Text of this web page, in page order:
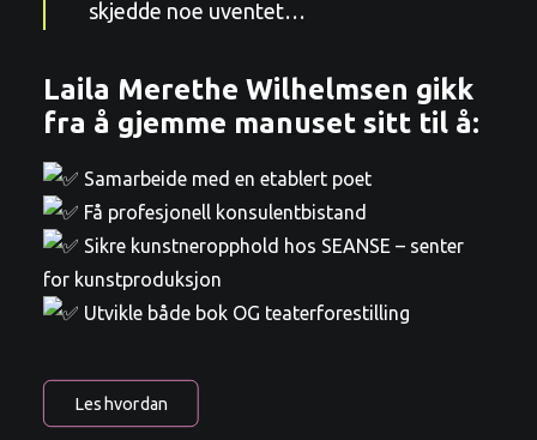
skjedde noe uventet…
Laila Merethe Wilhelmsen gikk
fra å gjemme manuset sitt til å:
Samarbeide med en etablert poet
Få profesjonell konsulentbistand
Sikre kunstneropphold hos SEANSE – senter
for kunstproduksjon
Utvikle både bok OG teaterforestilling
Les hvordan